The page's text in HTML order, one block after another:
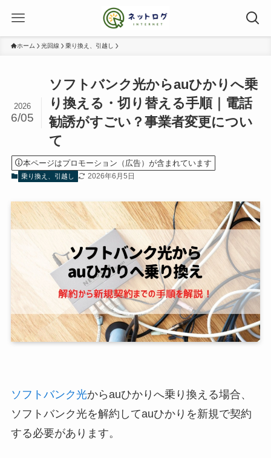
ホーム 光回線 乗り換え、引越し
ソフトバンク光からauひかりへ乗
り換える・切り替える手順｜電話
勧誘がすごい？事業者変更につい
て
2026
6/05
本ページはプロモーション（広告）が含まれています
乗り換え、引越し 2026年6月5日
ソフトバンク光からauひかりへ乗り換える場合、
ソフトバンク光を解約してauひかりを新規で契約
する必要があります。